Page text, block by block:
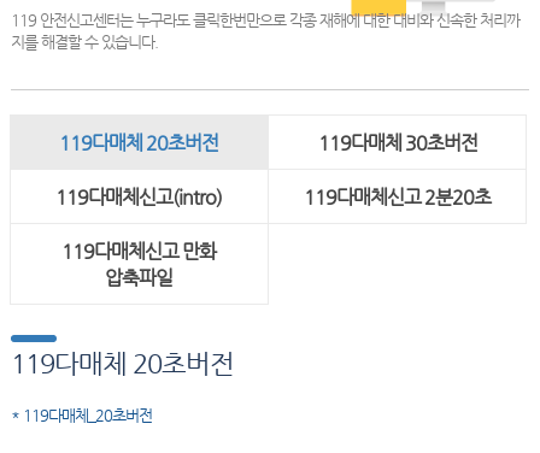
119 안전신고센터는 누구라도 클릭한번만으로 각종 재해에 대한 대비와 신속한 처리까
지를 해결할 수 있습니다.
119다매체 20초버전 119다매체 30초버전
119다매체신고(intro) 119다매체신고 2분20초
119다매체신고 만화
압축파일
119다매체 20초버전
* 119다매체_20초버전